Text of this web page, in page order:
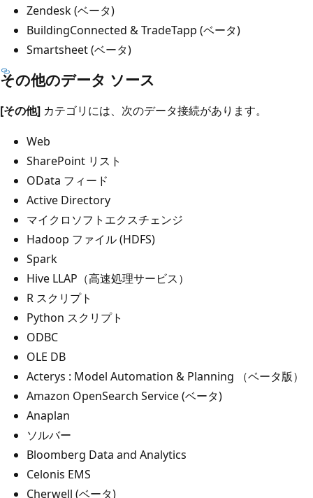
Zendesk (ベータ)
BuildingConnected & TradeTapp (ベータ)
Smartsheet (ベータ)
その他のデータ ソース
[その他] カテゴリには、次のデータ接続があります。
Web
SharePoint リスト
OData フィード
Active Directory
マイクロソフトエクスチェンジ
Hadoop ファイル (HDFS)
Spark
Hive LLAP（高速処理サービス）
R スクリプト
Python スクリプト
ODBC
OLE DB
Acterys : Model Automation & Planning （ベータ版）
Amazon OpenSearch Service (ベータ)
Anaplan
ソルバー
Bloomberg Data and Analytics
Celonis EMS
Cherwell (ベータ)